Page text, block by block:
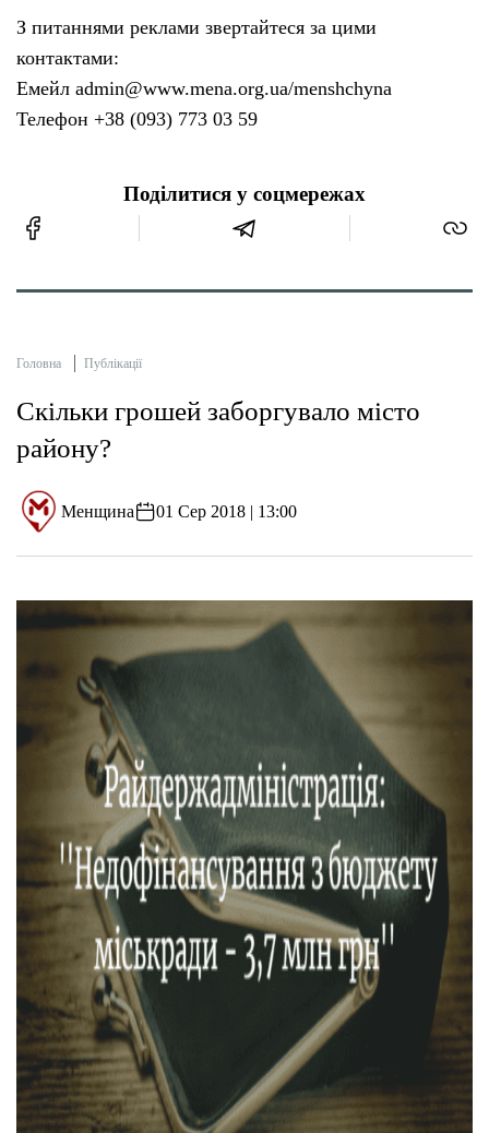
З питаннями реклами звертайтеся за цими
контактами:
Емейл admin@www.mena.org.ua/menshchyna
Телефон +38 (093) 773 03 59
Поділитися у соцмережах
Головна Публікації
Скільки грошей заборгувало місто
району?
Менщина 01 Сер 2018 | 13:00